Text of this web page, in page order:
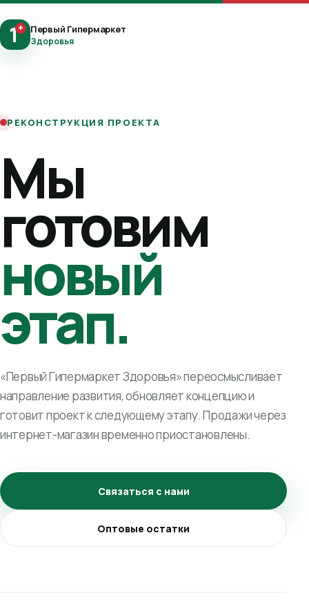
1+ Первый Гипермаркет
Здоровья
РЕКОНСТРУКЦИЯ ПРОЕКТА
Мы
готовим
новый
этап.
«Первый Гипермаркет Здоровья» переосмысливает
направление развития, обновляет концепцию и
готовит проект к следующему этапу. Продажи через
интернет-магазин временно приостановлены.
Связаться с нами
Оптовые остатки